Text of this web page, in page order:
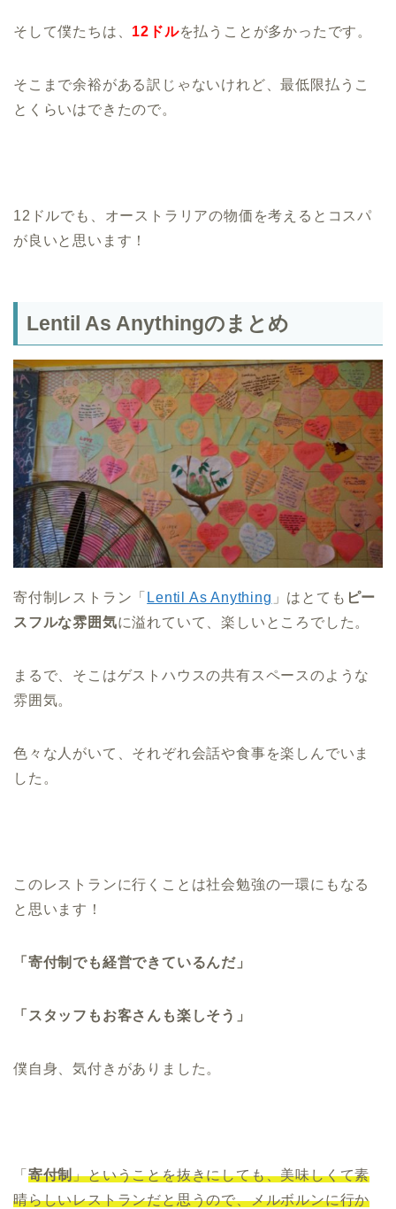
そして僕たちは、 12ドルを払うことが多かったです。
そこまで余裕がある訳じゃないけれど、最低限払うこ
とくらいはできたので。
12ドルでも、オーストラリアの物価を考えるとコスパ
が良いと思います！
Lentil As Anythingのまとめ
寄付制レストラン「 Lentil As Anything 」はとても ピー
スフルな雰囲気に溢れていて、楽しいところでした。
まるで、そこはゲストハウスの共有スペースのような
雰囲気。
色々な人がいて、それぞれ会話や食事を楽しんでいま
した。
このレストランに行くことは社会勉強の一環にもなる
と思います！
「寄付制でも経営できているんだ」
「スタッフもお客さんも楽しそう」
僕自身、気付きがありました。
「 寄付制」ということを抜きにしても、美味しくて素
晴らしいレストランだと思うので、メルボルンに行か